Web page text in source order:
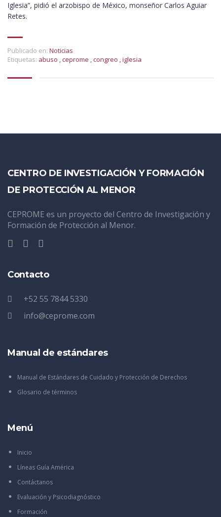
Iglesia”, pidió el arzobispo de México, monseñor Carlos Aguiar
Retes.
Publicado en: Noticias
Etiquetas: abuso ,ceprome ,congreo ,iglesia
CENTRO DE INVESTIGACIÓN Y FORMACIÓN
DE PROTECCIÓN AL MENOR
CEPROME es un proyecto del Centro de Investigación y
Formación de Protección al Menor.
Contacto
+52 55 7844 5330
info@ceprome.com
Manual de estándares
Manual de Estándares de Cuidado y Protección de Derechos
Glosario de términos
Menú
Inicio
Líneas Guía América
Contáctanos
Evaluación y Psicodiagnóstico
Formación